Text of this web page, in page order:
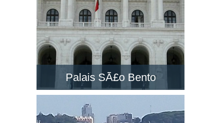
Palais SÃ£o Bento
Le PalÃ¡cio de SÃ£o Bento est un majestueux
palais néo-classique situé à Lisbonne.
Découvrez le siège du Parlement du Portugal !